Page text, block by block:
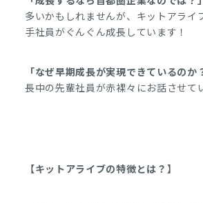
多いかもしれませんが、キットアライ
手社員がぐんぐん成長しています！
「なぜ早期成長が実現できているのか
長中の先輩社員が赤裸々にお話させて
【キットアライブの特徴とは？】